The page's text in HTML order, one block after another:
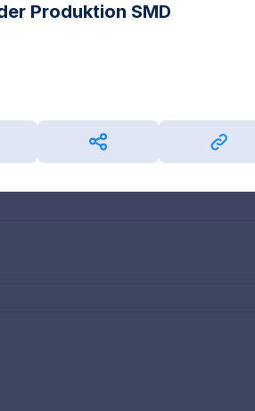
Produktion SMD